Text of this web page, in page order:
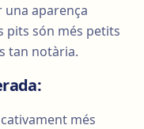
aparença
pits són més petits
tan notària.
més